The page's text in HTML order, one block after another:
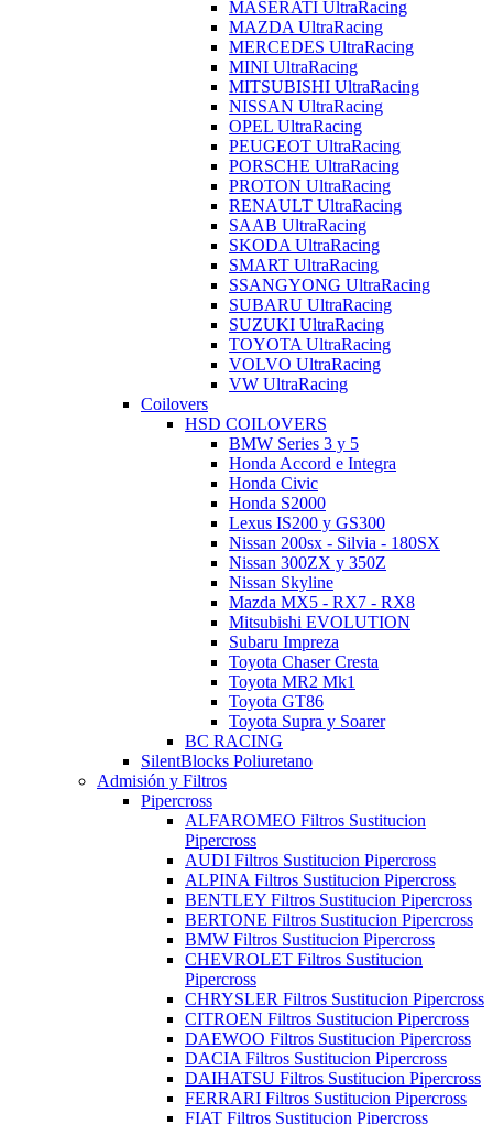
MASERATI UltraRacing
MAZDA UltraRacing
MERCEDES UltraRacing
MINI UltraRacing
MITSUBISHI UltraRacing
NISSAN UltraRacing
OPEL UltraRacing
PEUGEOT UltraRacing
PORSCHE UltraRacing
PROTON UltraRacing
RENAULT UltraRacing
SAAB UltraRacing
SKODA UltraRacing
SMART UltraRacing
SSANGYONG UltraRacing
SUBARU UltraRacing
SUZUKI UltraRacing
TOYOTA UltraRacing
VOLVO UltraRacing
VW UltraRacing
Coilovers
HSD COILOVERS
BMW Series 3 y 5
Honda Accord e Integra
Honda Civic
Honda S2000
Lexus IS200 y GS300
Nissan 200sx - Silvia - 180SX
Nissan 300ZX y 350Z
Nissan Skyline
Mazda MX5 - RX7 - RX8
Mitsubishi EVOLUTION
Subaru Impreza
Toyota Chaser Cresta
Toyota MR2 Mk1
Toyota GT86
Toyota Supra y Soarer
BC RACING
SilentBlocks Poliuretano
Admisión y Filtros
Pipercross
ALFAROMEO Filtros Sustitucion
Pipercross
AUDI Filtros Sustitucion Pipercross
ALPINA Filtros Sustitucion Pipercross
BENTLEY Filtros Sustitucion Pipercross
BERTONE Filtros Sustitucion Pipercross
BMW Filtros Sustitucion Pipercross
CHEVROLET Filtros Sustitucion
Pipercross
CHRYSLER Filtros Sustitucion Pipercross
CITROEN Filtros Sustitucion Pipercross
DAEWOO Filtros Sustitucion Pipercross
DACIA Filtros Sustitucion Pipercross
DAIHATSU Filtros Sustitucion Pipercross
FERRARI Filtros Sustitucion Pipercross
FIAT Filtros Sustitucion Pipercross